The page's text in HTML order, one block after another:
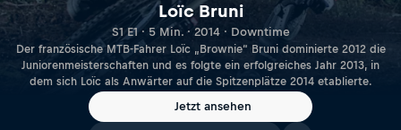
Loïc Bruni
S1 E1 · 5 Min. · 2014 · Downtime
Der französische MTB-Fahrer Loïc „Brownie“ Bruni dominierte 2012 die
Juniorenmeisterschaften und es folgte ein erfolgreiches Jahr 2013, in
dem sich Loïc als Anwärter auf die Spitzenplätze 2014 etablierte.
Jetzt ansehen